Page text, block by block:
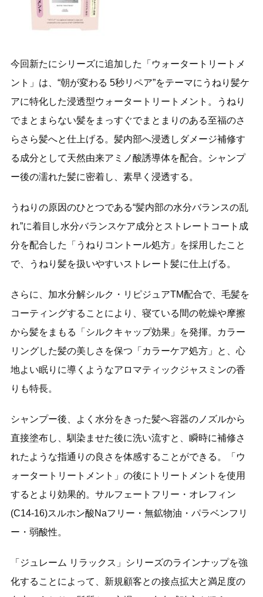
今回新たにシリーズに追加した「ウォータートリートメ
ント」は、“朝が変わる 5秒リペア”をテーマにうねり髪ケ
アに特化した浸透型ウォータートリートメント。うねり
でまとまらない髪をまっすぐでまとまりのある至福のさ
らさら髪へと仕上げる。髪内部へ浸透しダメージ補修す
る成分として天然由来アミノ酸誘導体を配合。シャンプ
ー後の濡れた髪に密着し、素早く浸透する。
うねりの原因のひとつである“髪内部の水分バランスの乱
れ”に着目し水分バランスケア成分とストレートコート成
分を配合した「うねりコントール処方」を採用したこと
で、うねり髪を扱いやすいストレート髪に仕上げる。
さらに、加水分解シルク・リピジュアTM配合で、毛髪を
コーティングすることにより、寝ている間の乾燥や摩擦
から髪をまもる「シルクキャップ効果」を発揮。カラー
リングした髪の美しさを保つ「カラーケア処方」と、心
地よい眠りに導くようなアロマティックジャスミンの香
りも特長。
シャンプー後、よく水分をきった髪へ容器のノズルから
直接塗布し、馴染ませた後に洗い流すと、瞬時に補修さ
れたような指通りの良さを体感することができる。「ウ
ォータートリートメント」の後にトリートメントを使用
するとより効果的。サルフェートフリー・オレフィン
(C14-16)スルホン酸Naフリー・無鉱物油・パラベンフリ
ー・弱酸性。
「ジュレーム リラックス」シリーズのラインナップを強
化することによって、新規顧客との接点拡大と満足度の